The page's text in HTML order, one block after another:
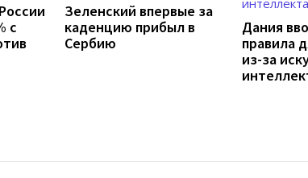
с
Зеленский впервые за
каденцию прибыл в
Сербию
Дания
правила
из-за